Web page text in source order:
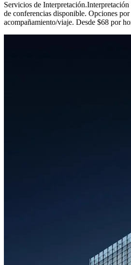
Servicios de Interpretación.Interpretación
de conferencias disponible. Opciones
acompañamiento/viaje. Desde $68 por